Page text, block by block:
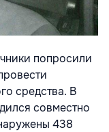
попросили
средства. В
совместно
438